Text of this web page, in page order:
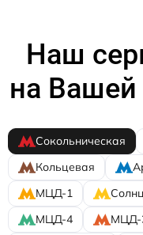
Наш
на Вашей
Сокольническая
Кольцевая
МЦД-1
МЦД-4
МЦД-